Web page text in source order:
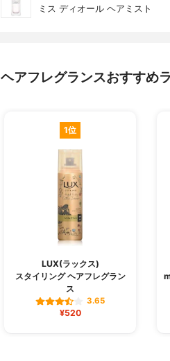
ミス ディオール ヘアミスト
ヘアフレグランスおすすめ
1位
LUX(ラックス)
スタイリング ヘアフレグラン
ス
3.65
¥520